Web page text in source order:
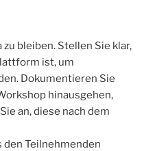
bleiben. Stellen Sie klar,
ist, um
Dokumentieren Sie
hinausgehen,
an, diese nach dem
den Teilnehmenden